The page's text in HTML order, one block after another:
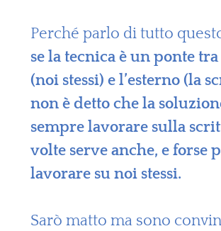
Perché parlo di tutto
se la tecnica è un ponte
(noi stessi) e l’esterno (la
non è detto che la
sempre lavorare sulla
volte serve anche, e forse
lavorare su noi stessi.
Sarò matto ma sono